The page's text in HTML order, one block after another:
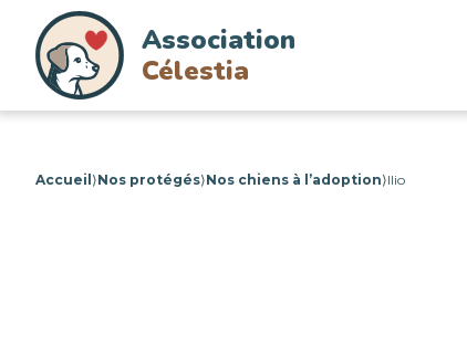
Association
Célestia
Accueil ⟩Nos protégés⟩Nos chiens à l’adoption⟩Ilio